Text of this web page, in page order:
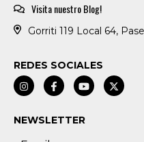
Visita nuestro Blog!
Gorriti 119 Local 64,
REDES SOCIALES
NEWSLETTER